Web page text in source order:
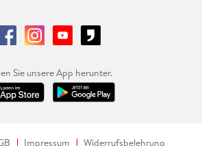
Sie unsere App herunter.
Impressum
Widerrufsbelehrung